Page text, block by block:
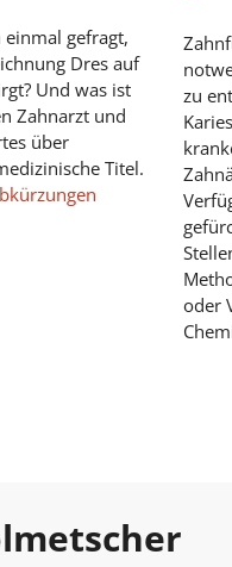
einmal gefragt,
Dres auf
Und was ist
Zahnarzt und
über
Titel.
zu
oder